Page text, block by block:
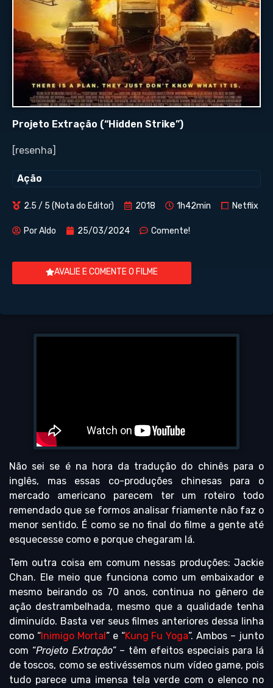
Projeto Extração (“Hidden Strike”)
[resenha]
Ação
2.5 / 5 (Nota do Editor) 2018 1h42min Netflix
PorAldo 25/03/2024 Comente!
AVALIE E COMENTE O FILME
Não sei se é na hora da tradução do chinês para o
inglês, mas essas co-produções chinesas para o
mercado americano parecem ter um roteiro todo
remendado que se formos analisar friamente não faz o
menor sentido. É como se no final do filme a gente até
esquecesse como e porque chegaram lá.
Tem outra coisa em comum nessas produções: Jackie
Chan. Ele meio que funciona como um embaixador e
mesmo beirando os 70 anos, continua no gênero de
ação destrambelhada, mesmo que a qualidade tenha
diminuído. Basta ver seus filmes anteriores dessa linha
como “Inimigo Mortal ” e “Kung Fu Yoga”. Ambos – junto
com “Projeto Extração” – têm efeitos especiais para lá
de toscos, como se estivéssemos num vídeo game, pois
tudo parece uma imensa tela verde com o elenco no